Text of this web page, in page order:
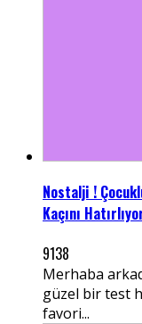
Nostalji !
Kaçını
9138
Merhaba
güzel bir test
favori...